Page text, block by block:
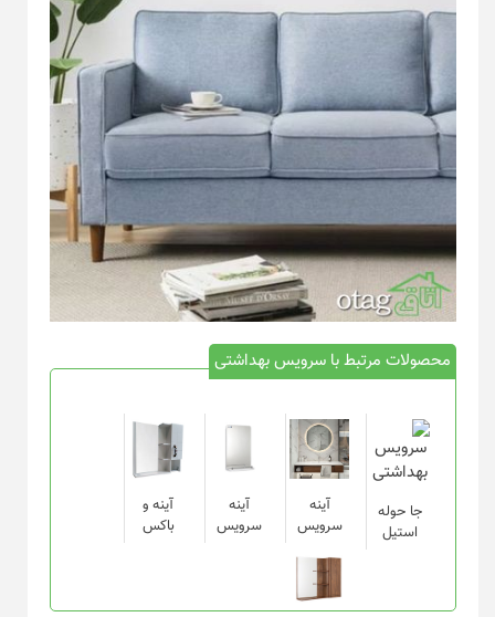
محصولات مرتبط با سرویس بهداشتی
جا حوله
استیل
آینه
سرویس
آینه
سرویس
آینه و
باکس